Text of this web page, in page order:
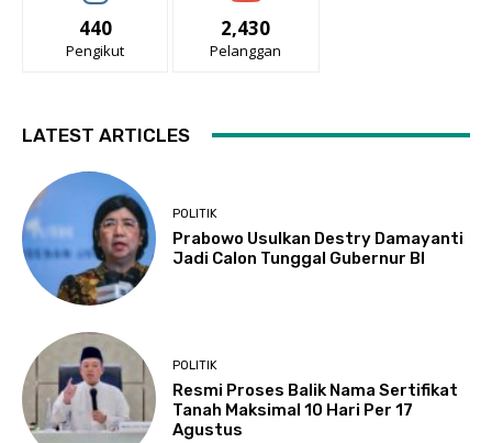
440
Pengikut
2,430
Pelanggan
LATEST ARTICLES
POLITIK
Prabowo Usulkan Destry Damayanti
Jadi Calon Tunggal Gubernur BI
POLITIK
Resmi Proses Balik Nama Sertifikat
Tanah Maksimal 10 Hari Per 17
Agustus